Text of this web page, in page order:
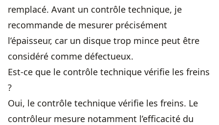
remplacé. Avant un contrôle technique, je
recommande de mesurer précisément
l’épaisseur, car un disque trop mince peut être
considéré comme défectueux.
Est-ce que le contrôle technique vérifie les freins
?
Oui, le contrôle technique vérifie les freins. Le
contrôleur mesure notamment l’efficacité du